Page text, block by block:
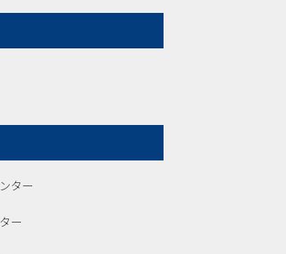
ター
ー